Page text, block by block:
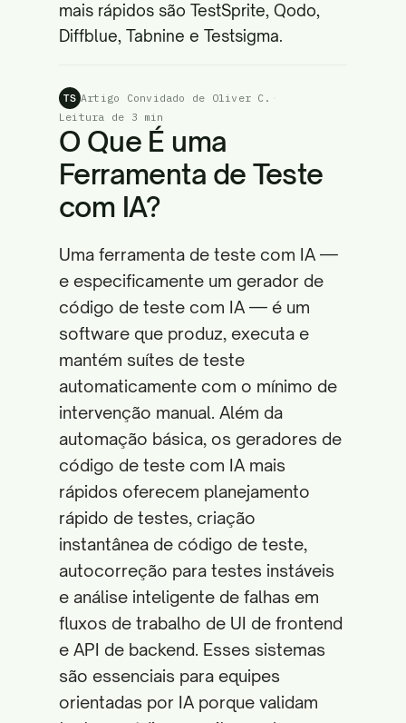
mais rápidos são TestSprite, Qodo,
Diffblue, Tabnine e Testsigma.
TS Artigo Convidado de Oliver C.
Leitura de 3 min
O Que É uma
Ferramenta de Teste
com IA?
Uma ferramenta de teste com IA —
e especificamente um gerador de
código de teste com IA — é um
software que produz, executa e
mantém suítes de teste
automaticamente com o mínimo de
intervenção manual. Além da
automação básica, os geradores de
código de teste com IA mais
rápidos oferecem planejamento
rápido de testes, criação
instantânea de código de teste,
autocorreção para testes instáveis
e análise inteligente de falhas em
fluxos de trabalho de UI de frontend
e API de backend. Esses sistemas
são essenciais para equipes
orientadas por IA porque validam